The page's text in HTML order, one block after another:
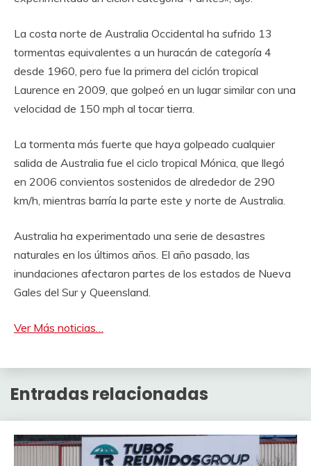
La costa norte de Australia Occidental ha sufrido 13
tormentas equivalentes a un huracán de categoría 4
desde 1960, pero fue la primera del ciclón tropical
Laurence en 2009, que golpeó en un lugar similar con una
velocidad de 150 mph al tocar tierra.
La tormenta más fuerte que haya golpeado cualquier
salida de Australia fue el ciclo tropical Mónica, que llegó
en 2006 convientos sostenidos de alrededor de 290
km/h, mientras barría la parte este y norte de Australia.
Australia ha experimentado una serie de desastres
naturales en los últimos años. El año pasado, las
inundaciones afectaron partes de los estados de Nueva
Gales del Sur y Queensland.
Ver Más noticias…
Entradas relacionadas